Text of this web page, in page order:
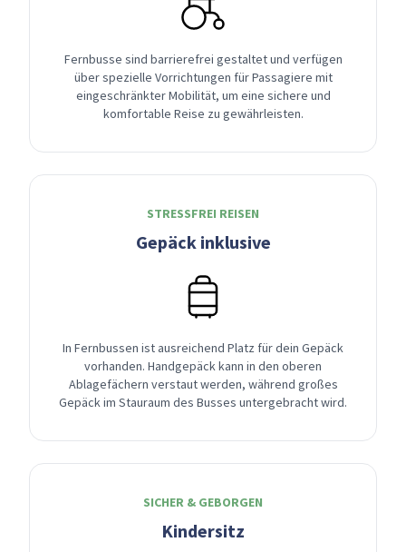
Fernbusse sind barrierefrei gestaltet und verfügen
über spezielle Vorrichtungen für Passagiere mit
eingeschränkter Mobilität, um eine sichere und
komfortable Reise zu gewährleisten.
STRESSFREI REISEN
Gepäck inklusive
In Fernbussen ist ausreichend Platz für dein Gepäck
vorhanden. Handgepäck kann in den oberen
Ablagefächern verstaut werden, während großes
Gepäck im Stauraum des Busses untergebracht wird.
SICHER & GEBORGEN
Kindersitz